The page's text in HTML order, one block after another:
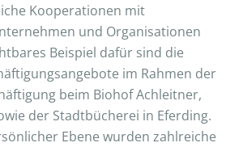
Kooperationen mit
und Organisationen
Beispiel dafür sind die
im Rahmen der
beim Biohof Achleitner,
der Stadtbücherei in Eferding.
Ebene wurden zahlreiche